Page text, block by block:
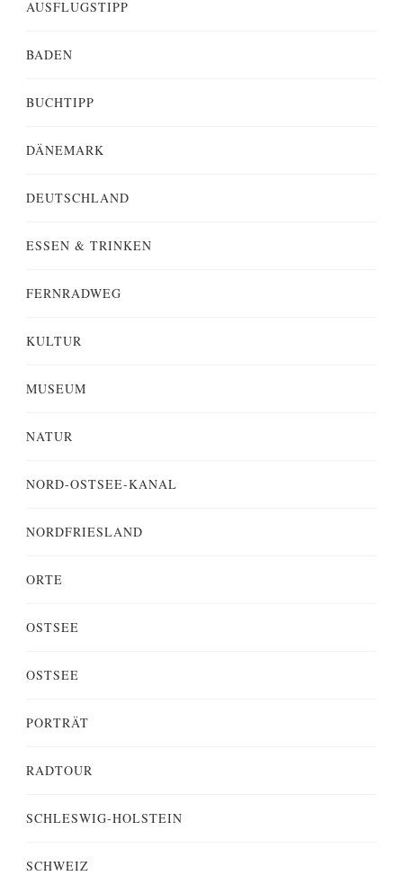
AUSFLUGSTIPP
BADEN
BUCHTIPP
DÄNEMARK
DEUTSCHLAND
ESSEN & TRINKEN
FERNRADWEG
KULTUR
MUSEUM
NATUR
NORD-OSTSEE-KANAL
NORDFRIESLAND
ORTE
OSTSEE
OSTSEE
PORTRÄT
RADTOUR
SCHLESWIG-HOLSTEIN
SCHWEIZ